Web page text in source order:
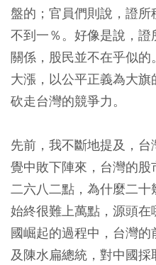
盤的；官員們則說，證
不到一％。好像是說，
關係，股民並不在乎似
大漲，以公平正義為大
砍走台灣的競爭力。
先前，我不斷地提及，
覺中敗下陣來，台灣的
二六八二點，為什麼二
始終很難上萬點，源頭
國崛起的過程中，台灣
及陳水扁總統，對中國